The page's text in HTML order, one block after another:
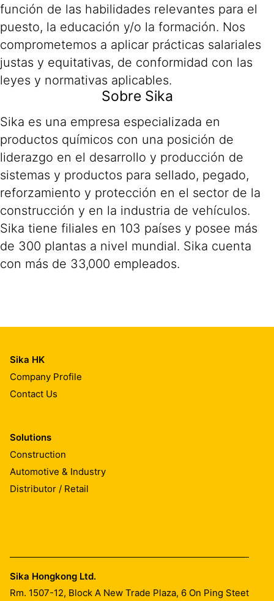
función de las habilidades relevantes para el
puesto, la educación y/o la formación. Nos
comprometemos a aplicar prácticas salariales
justas y equitativas, de conformidad con las
leyes y normativas aplicables.
Sobre Sika
Sika es una empresa especializada en
productos químicos con una posición de
liderazgo en el desarrollo y producción de
sistemas y productos para sellado, pegado,
reforzamiento y protección en el sector de la
construcción y en la industria de vehículos.
Sika tiene filiales en 103 países y posee más
de 300 plantas a nivel mundial. Sika cuenta
con más de 33,000 empleados.
Sika HK
Company Profile
Contact Us
Solutions
Construction
Automotive & Industry
Distributor / Retail
Sika Hongkong Ltd.
Rm. 1507-12, Block A New Trade Plaza, 6 On Ping Steet